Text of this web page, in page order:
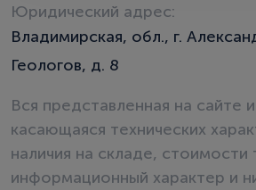
Юридический адрес:
Владимирская, обл., г.
Геологов, д. 8
Вся представленная на сайте
касающаяся технических
наличия на складе, стоимости
информационный характер и